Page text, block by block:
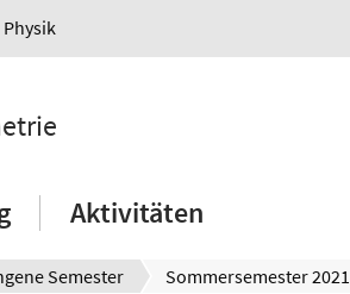
Aktivitäten
Semester Sommersemester 2021